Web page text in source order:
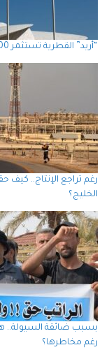
“أريد” القطرية تستثمر 800 مليون دولار في منصة للذكاء الاصطناعي
رغم تراجع الإنتاج..
الخليج؟
بسبب ضائقة السيولة..
رغم مخاطرها؟